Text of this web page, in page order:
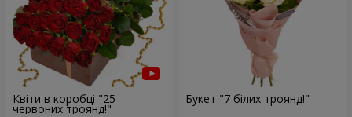
Квіти в коробці "25
червоних троянд!"
Букет "7 білих троянд!"